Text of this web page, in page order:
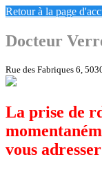
Retour à la page
Docteur
Rue des Fabriques 6,
La prise de
vous